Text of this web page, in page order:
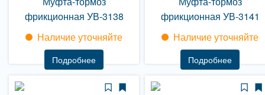
фрикционная УВ-3138
Наличие уточняйте
Подробнее
фрикционная УВ-3141
Наличие уточняйте
Подробнее